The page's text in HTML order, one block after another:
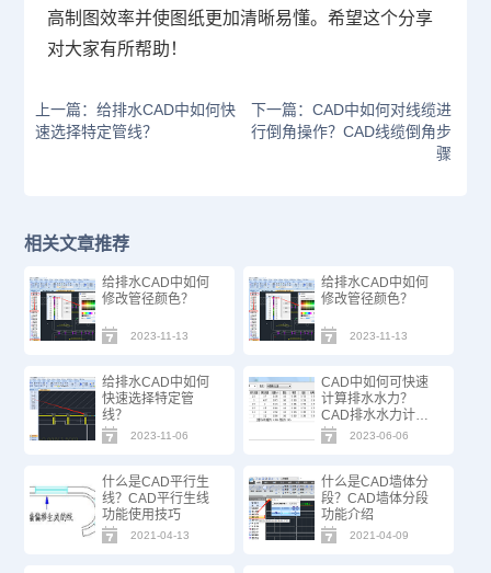
高制图效率并使图纸更加清晰易懂。希望这个分享
对大家有所帮助！
上一篇：给排水CAD中如何快
速选择特定管线？
下一篇：CAD中如何对线缆进
行倒角操作？CAD线缆倒角步
骤
相关文章推荐
给排水CAD中如何
修改管径颜色？
2023-11-13
给排水CAD中如何
修改管径颜色？
2023-11-13
给排水CAD中如何
快速选择特定管
线？
2023-11-06
CAD中如何可快速
计算排水水力？
CAD排水水力计算
技巧
2023-06-06
什么是CAD平行生
线？CAD平行生线
功能使用技巧
2021-04-13
什么是CAD墙体分
段？CAD墙体分段
功能介绍
2021-04-09